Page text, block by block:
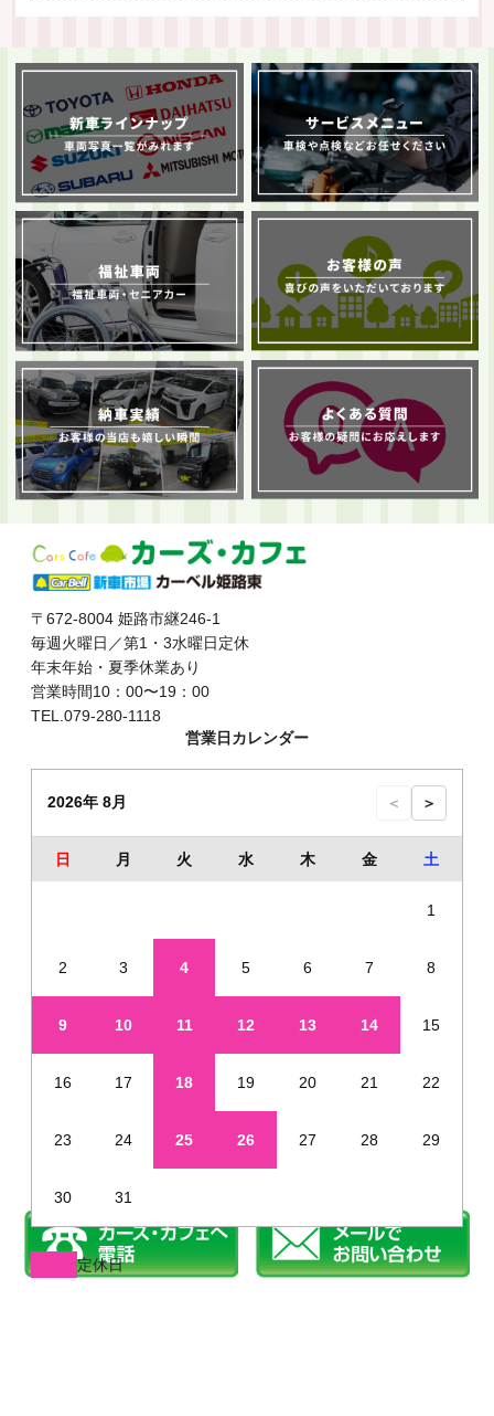
〒672-8004 姫路市継246-1
毎週火曜日／第1・3水曜日定休
年末年始・夏季休業あり
営業時間10：00〜19：00
TEL.079-280-1118
営業日カレンダー
2026年 8月 ＜ ＞
日 月 火 水 木 金 土
1
2 3 4 5 6 7 8
9 10 11 12 13 14 15
16 17 18 19 20 21 22
23 24 25 26 27 28 29
30 31
定休日